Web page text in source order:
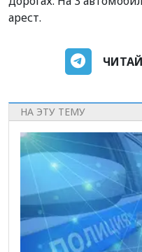
арест.
НА ЭТУ ТЕМУ